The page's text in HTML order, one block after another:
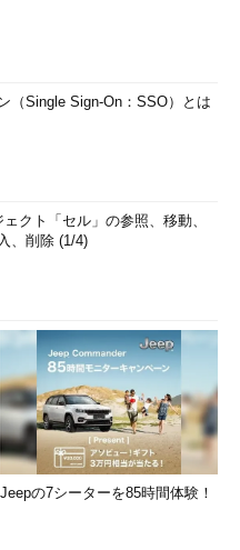
（Single Sign-On：SSO）とは
クト「セル」の参照、移動、
、削除 (1/4)
Jeepの7シーターを85時間体験！